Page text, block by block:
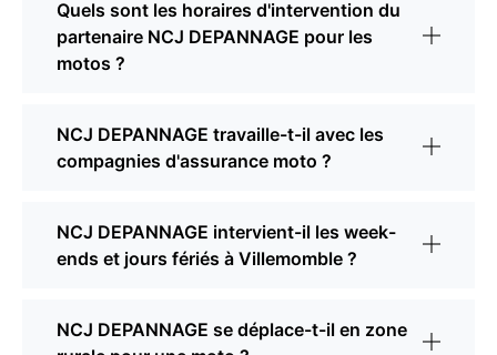
Quels sont les horaires d'intervention du
partenaire NCJ DEPANNAGE pour les
motos ?
NCJ DEPANNAGE travaille-t-il avec les
compagnies d'assurance moto ?
NCJ DEPANNAGE intervient-il les week-
ends et jours fériés à Villemomble ?
NCJ DEPANNAGE se déplace-t-il en zone